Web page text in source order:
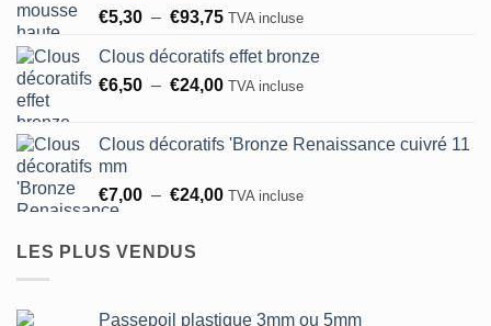
à
€5,30 – €93,75Plage
prix :
€5,30
TVA incluse
Clous décoratifs effet bronze
€6,50 – €24,00Plage
€6,50
€24,00
TVA incluse
Clous décoratifs 'Bronze Renaissance cuivré 11
mm
€7,00 – €24,00Plage
€24,00
TVA incluse
LES PLUS VENDUS
Passepoil plastique 3mm ou 5mm